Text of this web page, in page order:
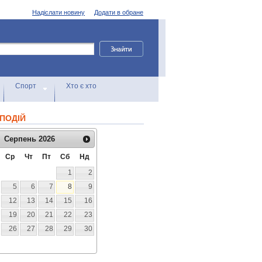
Додати в обране
Надіслати новину
Спорт Хто є хто
Серпень 2026
Ср Чт Пт Сб
Нд
1
2
5 6 7 8
9
12 13 14 15
16
19 20 21 22
23
26 27 28 29
30